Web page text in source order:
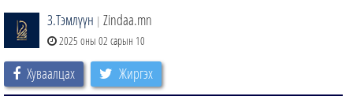
З.Тэмлүүн | Zindaa.mn
2025 оны 02 сарын 10
Хуваалцах Жиргэх